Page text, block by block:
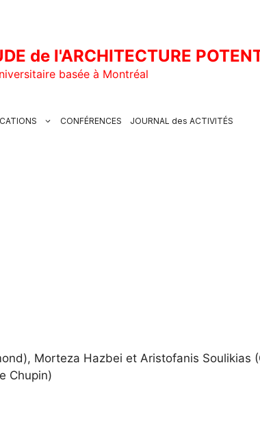
de l'ARCHITECTURE
basée à Montréal
CONFÉRENCES JOURNAL des ACTIVITÉS
Morteza Hazbei et Aristofanis Soulikias
Chupin)